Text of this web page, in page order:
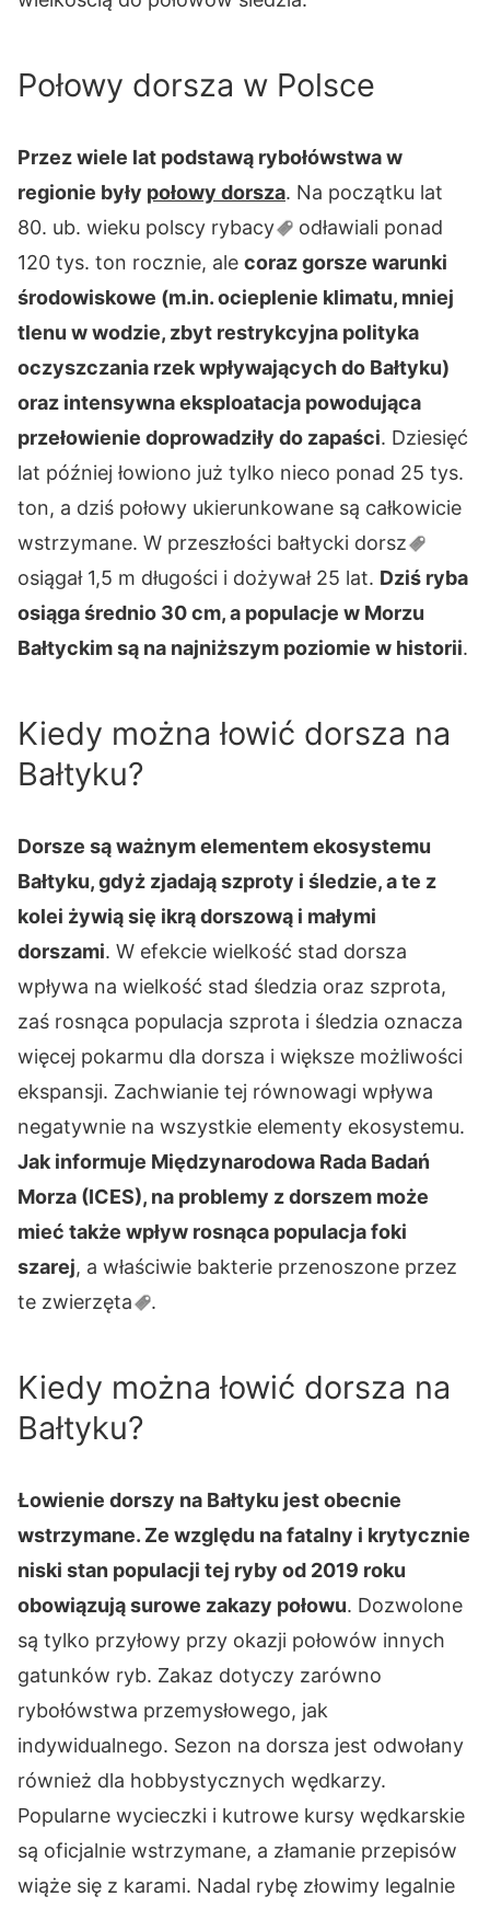
Połowy dorsza w Polsce
Przez wiele lat podstawą rybołówstwa w
regionie były połowy dorsza. Na początku lat
80. ub. wieku polscy rybacy
odławiali ponad
120 tys. ton rocznie, ale coraz gorsze warunki
środowiskowe (m.in. ocieplenie klimatu, mniej
tlenu w wodzie, zbyt restrykcyjna polityka
oczyszczania rzek wpływających do Bałtyku)
oraz intensywna eksploatacja powodująca
przełowienie doprowadziły do zapaści. Dziesięć
lat później łowiono już tylko nieco ponad 25 tys.
ton, a dziś połowy ukierunkowane są całkowicie
wstrzymane. W przeszłości bałtycki dorsz
osiągał 1,5 m długości i dożywał 25 lat. Dziś ryba
osiąga średnio 30 cm, a populacje w Morzu
Bałtyckim są na najniższym poziomie w historii.
Kiedy można łowić dorsza na
Bałtyku?
Dorsze są ważnym elementem ekosystemu
Bałtyku, gdyż zjadają szproty i śledzie, a te z
kolei żywią się ikrą dorszową i małymi
dorszami. W efekcie wielkość stad dorsza
wpływa na wielkość stad śledzia oraz szprota,
zaś rosnąca populacja szprota i śledzia oznacza
więcej pokarmu dla dorsza i większe możliwości
ekspansji. Zachwianie tej równowagi wpływa
negatywnie na wszystkie elementy ekosystemu.
Jak informuje Międzynarodowa Rada Badań
Morza (ICES), na problemy z dorszem może
mieć także wpływ rosnąca populacja foki
szarej, a właściwie bakterie przenoszone przez
te zwierzęta .
Kiedy można łowić dorsza na
Bałtyku?
Łowienie dorszy na Bałtyku jest obecnie
wstrzymane. Ze względu na fatalny i krytycznie
niski stan populacji tej ryby od 2019 roku
obowiązują surowe zakazy połowu. Dozwolone
są tylko przyłowy przy okazji połowów innych
gatunków ryb. Zakaz dotyczy zarówno
rybołówstwa przemysłowego, jak
indywidualnego. Sezon na dorsza jest odwołany
również dla hobbystycznych wędkarzy.
Popularne wycieczki i kutrowe kursy wędkarskie
są oficjalnie wstrzymane, a złamanie przepisów
wiąże się z karami. Nadal rybę złowimy legalnie